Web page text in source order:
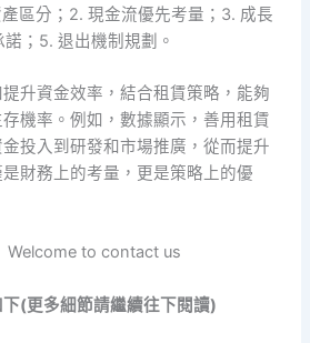
區分；2. 現金流優先考量；3. 成長
；5. 退出機制規劃。
升資金效率，結合租賃策略，能夠
機率。例如，數據顯示，善用租賃
投入到研發和市場推廣，從而提升
財務上的考量，更是策略上的優
Welcome to contact us
(更多細節請繼續往下閱讀)